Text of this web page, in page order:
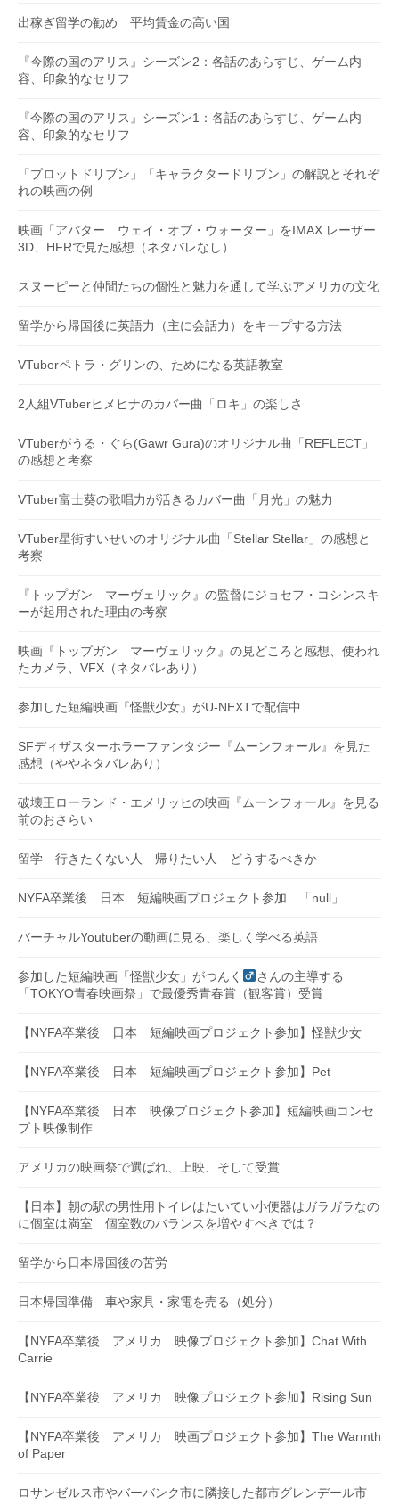
出稼ぎ留学の勧め 平均賃金の高い国
『今際の国のアリス』シーズン2：各話のあらすじ、ゲーム内
容、印象的なセリフ
『今際の国のアリス』シーズン1：各話のあらすじ、ゲーム内
容、印象的なセリフ
「プロットドリブン」「キャラクタードリブン」の解説とそれぞ
れの映画の例
映画「アバター ウェイ・オブ・ウォーター」をIMAX レーザー
3D、HFRで見た感想（ネタバレなし）
スヌーピーと仲間たちの個性と魅力を通して学ぶアメリカの文化
留学から帰国後に英語力（主に会話力）をキープする方法
VTuberペトラ・グリンの、ためになる英語教室
2人組VTuberヒメヒナのカバー曲「ロキ」の楽しさ
VTuberがうる・ぐら(Gawr Gura)のオリジナル曲「REFLECT」
の感想と考察
VTuber富士葵の歌唱力が活きるカバー曲「月光」の魅力
VTuber星街すいせいのオリジナル曲「Stellar Stellar」の感想と
考察
『トップガン マーヴェリック』の監督にジョセフ・コシンスキ
ーが起用された理由の考察
映画『トップガン マーヴェリック』の見どころと感想、使われ
たカメラ、VFX（ネタバレあり）
参加した短編映画『怪獣少女』がU-NEXTで配信中
SFディザスターホラーファンタジー『ムーンフォール』を見た
感想（ややネタバレあり）
破壊王ローランド・エメリッヒの映画『ムーンフォール』を見る
前のおさらい
留学 行きたくない人 帰りたい人 どうするべきか
NYFA卒業後 日本 短編映画プロジェクト参加 「null」
バーチャルYoutuberの動画に見る、楽しく学べる英語
参加した短編映画「怪獣少女」がつんく
さんの主導する
「TOKYO青春映画祭」で最優秀青春賞（観客賞）受賞
【NYFA卒業後 日本 短編映画プロジェクト参加】怪獣少女
【NYFA卒業後 日本 短編映画プロジェクト参加】Pet
【NYFA卒業後 日本 映像プロジェクト参加】短編映画コンセ
プト映像制作
アメリカの映画祭で選ばれ、上映、そして受賞
【日本】朝の駅の男性用トイレはたいてい小便器はガラガラなの
に個室は満室 個室数のバランスを増やすべきでは？
留学から日本帰国後の苦労
日本帰国準備 車や家具・家電を売る（処分）
【NYFA卒業後 アメリカ 映像プロジェクト参加】Chat With
Carrie
【NYFA卒業後 アメリカ 映像プロジェクト参加】Rising Sun
【NYFA卒業後 アメリカ 映画プロジェクト参加】The Warmth
of Paper
ロサンゼルス市やバーバンク市に隣接した都市グレンデール市